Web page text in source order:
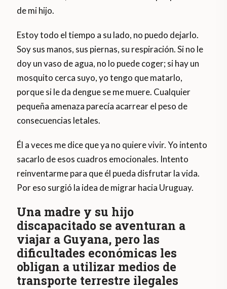
de mi hijo.
Estoy todo el tiempo a su lado, no puedo dejarlo.
Soy sus manos, sus piernas, su respiración. Si no le
doy un vaso de agua, no lo puede coger; si hay un
mosquito cerca suyo, yo tengo que matarlo,
porque si le da dengue se me muere. Cualquier
pequeña amenaza parecía acarrear el peso de
consecuencias letales.
Él a veces me dice que ya no quiere vivir. Yo intento
sacarlo de esos cuadros emocionales. Intento
reinventarme para que él pueda disfrutar la vida.
Por eso surgió la idea de migrar hacia Uruguay.
Una madre y su hijo
discapacitado se aventuran a
viajar a Guyana, pero las
dificultades económicas les
obligan a utilizar medios de
transporte terrestre ilegales